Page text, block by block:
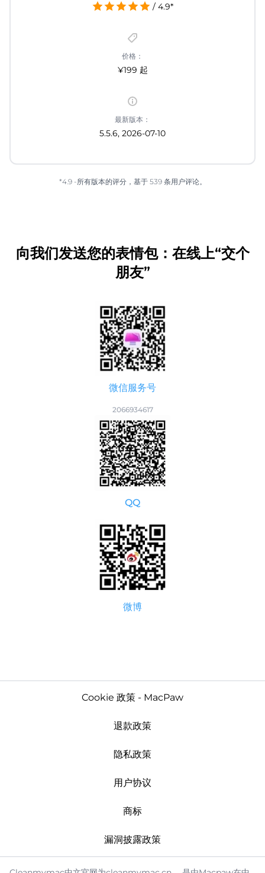
/ 4.9*
价格：
¥199 起
最新版本：
5.5.6, 2026-07-10
*4.9 -所有版本的评分，基于 539 条用户评论。
向我们发送您的表情包：在线上“交个
朋友”
微信服务号
2066934617
QQ
微博
Cookie 政策 - MacPaw
退款政策
隐私政策
用户协议
商标
漏洞披露政策